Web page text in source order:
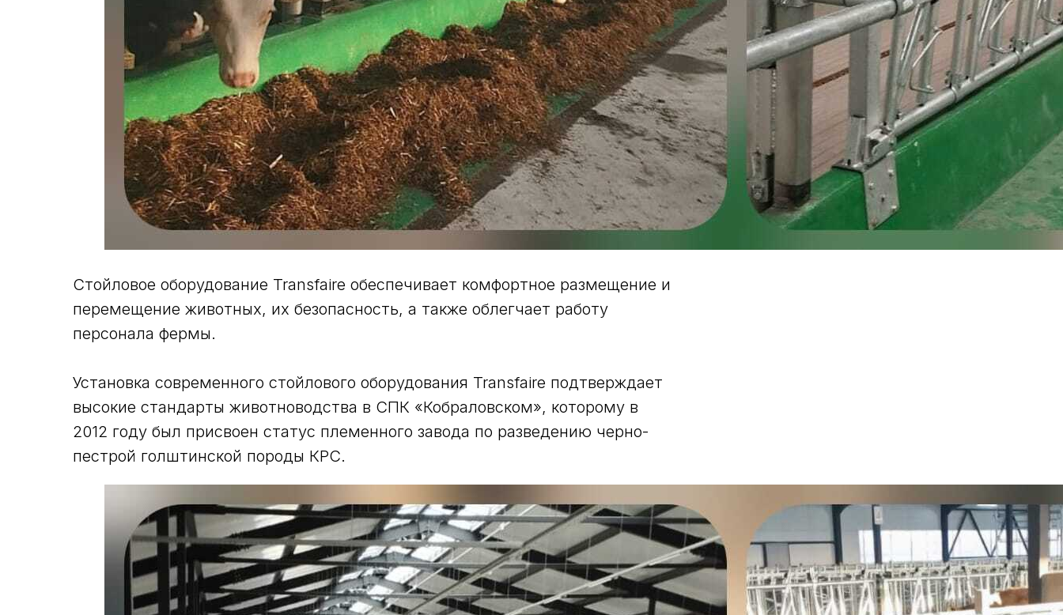
Стойловое оборудование Transfaire обеспечивает комфортное размещение и
перемещение животных, их безопасность, а также облегчает работу
персонала фермы.
Установка современного стойлового оборудования Transfaire подтверждает
высокие стандарты животноводства в СПК «Кобраловском», которому в
2012 году был присвоен статус племенного завода по разведению черно-
пестрой голштинской породы КРС.